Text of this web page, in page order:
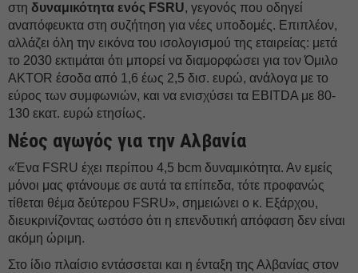
στη δυναμικότητα ενός FSRU, γεγονός που οδηγεί
αναπόφευκτα στη συζήτηση για νέες υποδομές. Επιπλέον,
αλλάζει όλη την εικόνα του ισολογισμού της εταιρείας: μετά
το 2030 εκτιμάται ότι μπορεί να διαμορφώσει για τον Όμιλο
AKTOR έσοδα από 1,6 έως 2,5 δισ. ευρώ, ανάλογα με το
εύρος των συμφωνιών, και να ενισχύσει τα EBITDA με 80-
130 εκατ. ευρώ ετησίως.
Νέος αγωγός για την Αλβανία
«Ένα FSRU έχει περίπου 4,5 bcm δυναμικότητα. Αν εμείς
μόνοι μας φτάνουμε σε αυτά τα επίπεδα, τότε προφανώς
τίθεται θέμα δεύτερου FSRU», σημειώνει ο κ. Εξάρχου,
διευκρινίζοντας ωστόσο ότι η επενδυτική απόφαση δεν είναι
ακόμη ώριμη.
Στο ίδιο πλαίσιο εντάσσεται και η ένταξη της Αλβανίας στον